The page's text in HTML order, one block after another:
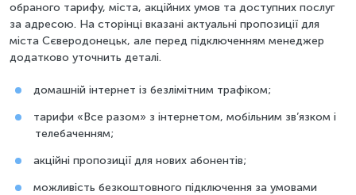
обраного тарифу, міста, акційних умов та доступних послуг
за адресою. На сторінці вказані актуальні пропозиції для
міста Сєверодонецьк, але перед підключенням менеджер
додатково уточнить деталі.
домашній інтернет із безлімітним трафіком;
тарифи «Все разом» з інтернетом, мобільним зв’язком і
телебаченням;
акційні пропозиції для нових абонентів;
можливість безкоштовного підключення за умовами